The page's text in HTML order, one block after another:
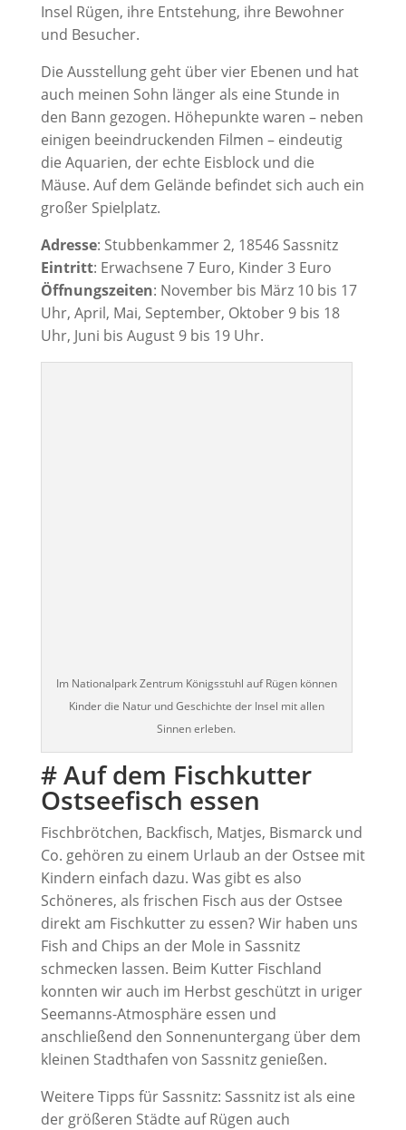
Insel Rügen, ihre Entstehung, ihre Bewohner
und Besucher.
Die Ausstellung geht über vier Ebenen und hat
auch meinen Sohn länger als eine Stunde in
den Bann gezogen. Höhepunkte waren – neben
einigen beeindruckenden Filmen – eindeutig
die Aquarien, der echte Eisblock und die
Mäuse. Auf dem Gelände befindet sich auch ein
großer Spielplatz.
Adresse: Stubbenkammer 2, 18546 Sassnitz
Eintritt: Erwachsene 7 Euro, Kinder 3 Euro
Öffnungszeiten: November bis März 10 bis 17
Uhr, April, Mai, September, Oktober 9 bis 18
Uhr, Juni bis August 9 bis 19 Uhr.
Im Nationalpark Zentrum Königsstuhl auf Rügen können
Kinder die Natur und Geschichte der Insel mit allen
Sinnen erleben.
# Auf dem Fischkutter
Ostseefisch essen
Fischbrötchen, Backfisch, Matjes, Bismarck und
Co. gehören zu einem Urlaub an der Ostsee mit
Kindern einfach dazu. Was gibt es also
Schöneres, als frischen Fisch aus der Ostsee
direkt am Fischkutter zu essen? Wir haben uns
Fish and Chips an der Mole in Sassnitz
schmecken lassen. Beim Kutter Fischland
konnten wir auch im Herbst geschützt in uriger
Seemanns-Atmosphäre essen und
anschließend den Sonnenuntergang über dem
kleinen Stadthafen von Sassnitz genießen.
Weitere Tipps für Sassnitz: Sassnitz ist als eine
der größeren Städte auf Rügen auch